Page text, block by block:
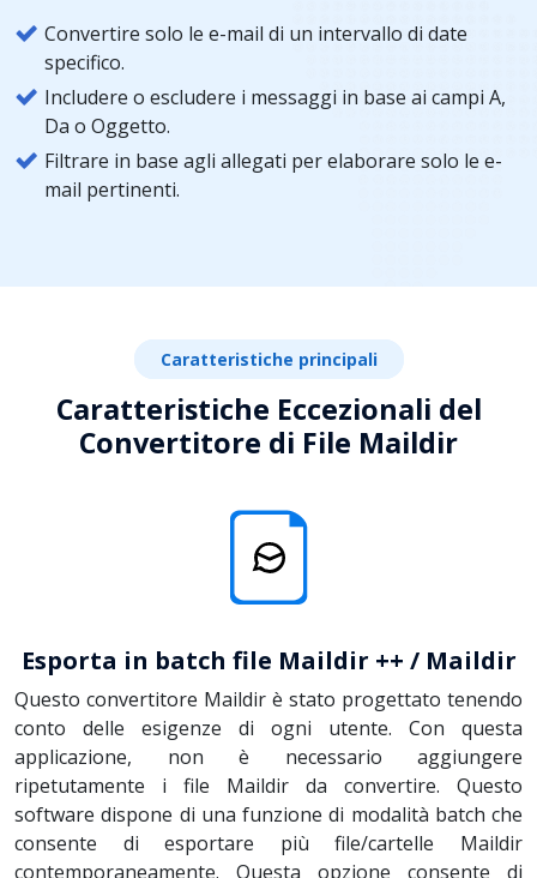
Convertire solo le e-mail di un intervallo di date
specifico.
Includere o escludere i messaggi in base ai campi A,
Da o Oggetto.
Filtrare in base agli allegati per elaborare solo le e-
mail pertinenti.
Caratteristiche principali
Caratteristiche Eccezionali del
Convertitore di File Maildir
Esporta in batch file Maildir ++ / Maildir
Questo convertitore Maildir è stato progettato tenendo
conto delle esigenze di ogni utente. Con questa
applicazione, non è necessario aggiungere
ripetutamente i file Maildir da convertire. Questo
software dispone di una funzione di modalità batch che
consente di esportare più file/cartelle Maildir
contemporaneamente. Questa opzione consente di